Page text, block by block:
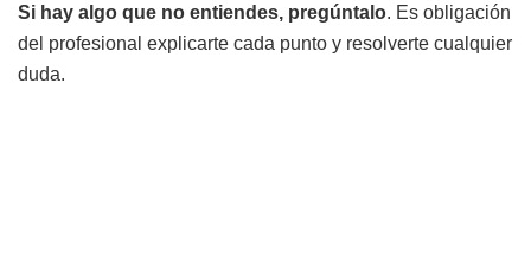
Si hay algo que no entiendes, pregúntalo. Es obligación
del profesional explicarte cada punto y resolverte cualquier
duda.